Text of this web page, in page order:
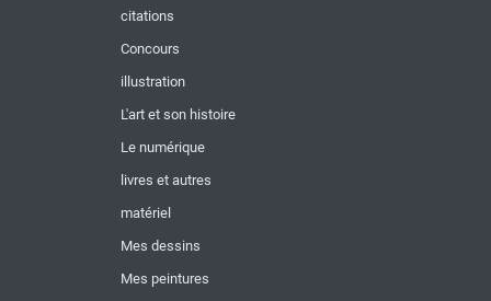
citations
Concours
illustration
L'art et son histoire
Le numérique
livres et autres
matériel
Mes dessins
Mes peintures